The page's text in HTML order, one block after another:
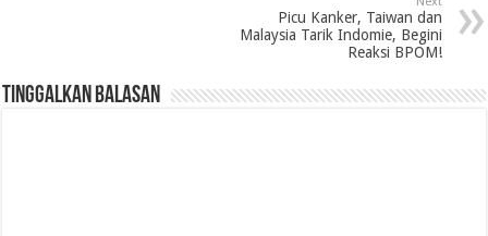
Picu Kanker, Taiwan dan
Malaysia Tarik Indomie, Begini
Reaksi BPOM!
Tinggalkan Balasan